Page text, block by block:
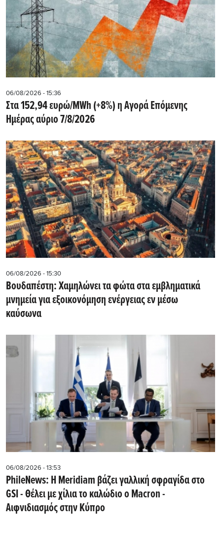
06/08/2026 - 15:36
Στα 152,94 ευρώ/MWh (+8%) η Αγορά Επόμενης
Ημέρας αύριο 7/8/2026
06/08/2026 - 15:30
Βουδαπέστη: Χαμηλώνει τα φώτα στα εμβληματικά
μνημεία για εξοικονόμηση ενέργειας εν μέσω
καύσωνα
06/08/2026 - 13:53
PhileNews: Η Meridiam βάζει γαλλική σφραγίδα στο
GSI - Θέλει με χίλια το καλώδιο ο Macron -
Αιφνιδιασμός στην Κύπρο